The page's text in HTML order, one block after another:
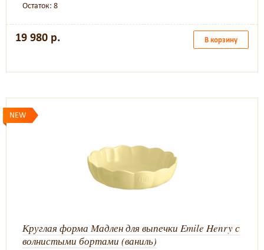
Остаток: 8
19 980 р. В корзину
NEW
Круглая форма Мадлен для выпечки Emile Henry с
волнистыми бортами (ваниль)